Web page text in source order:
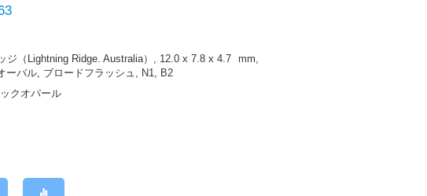
ジ（Lightning Ridge. Australia）, 12.0 x 7.8 x 4.7 mm
ーバル, ブロードフラッシュ, N1, B2
クオパール